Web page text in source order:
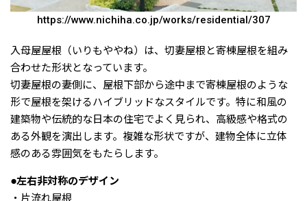
https://www.nichiha.co.jp/works/residential/307
入母屋屋根（いりもややね）は、切妻屋根と寄棟屋根を組み
合わせた形状となっています。
切妻屋根の妻側に、屋根下部から途中まで寄棟屋根のような
形で屋根を架けるハイブリッドなスタイルです。特に和風の
建築物や伝統的な日本の住宅でよく見られ、高級感や格式の
ある外観を演出します。複雑な形状ですが、建物全体に立体
感のある雰囲気をもたらします。
●左右非対称のデザイン
・片流れ屋根